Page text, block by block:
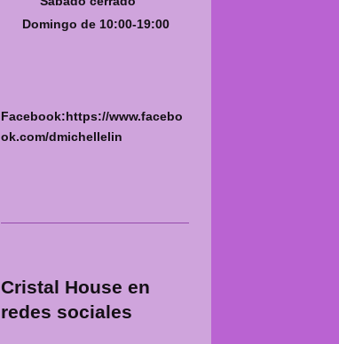
Domingo de 10:00-19:00
Facebook:https://www.facebo
ok.com/dmichellelin
Cristal House en
redes sociales